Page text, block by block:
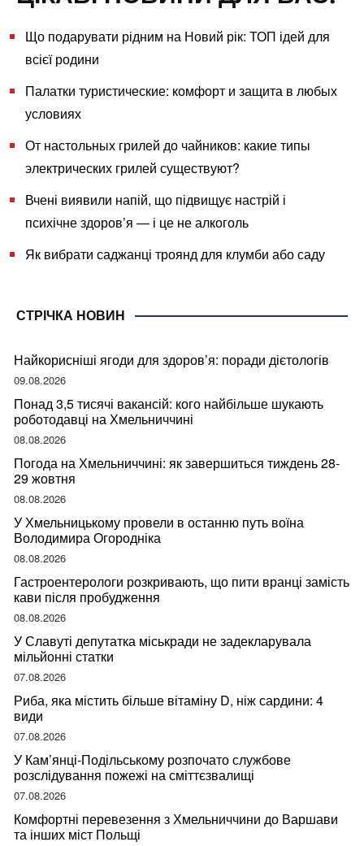
Що подарувати рідним на Новий рік: ТОП ідей для
всієї родини
Палатки туристические: комфорт и защита в любых
условиях
От настольных грилей до чайников: какие типы
электрических грилей существуют?
Вчені виявили напій, що підвищує настрій і
психічне здоров’я — і це не алкоголь
Як вибрати саджанці троянд для клумби або саду
СТРІЧКА НОВИН
Найкорисніші ягоди для здоров’я: поради дієтологів
09.08.2026
Понад 3,5 тисячі вакансій: кого найбільше шукають
роботодавці на Хмельниччині
08.08.2026
Погода на Хмельниччині: як завершиться тиждень 28-
29 жовтня
08.08.2026
У Хмельницькому провели в останню путь воїна
Володимира Огородніка
08.08.2026
Гастроентерологи розкривають, що пити вранці замість
кави після пробудження
08.08.2026
У Славуті депутатка міськради не задекларувала
мільйонні статки
07.08.2026
Риба, яка містить більше вітаміну D, ніж сардини: 4
види
07.08.2026
У Кам’янці-Подільському розпочато службове
розслідування пожежі на сміттєзвалищі
07.08.2026
Комфортні перевезення з Хмельниччини до Варшави
та інших міст Польщі